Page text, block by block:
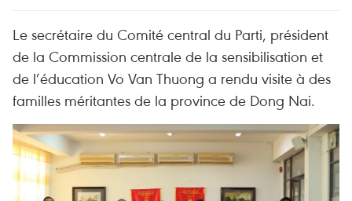
Le secrétaire du Comité central du Parti, président
de la Commission centrale de la sensibilisation et
de l’éducation Vo Van Thuong a rendu visite à des
familles méritantes de la province de Dong Nai.